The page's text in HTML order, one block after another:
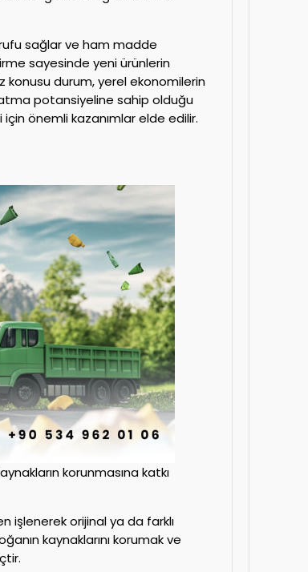
sağlar ve ham madde
sayesinde yeni ürünlerin
konusu durum, yerel ekonomilerin
potansiyeline sahip olduğu
önemli kazanımlar elde edilir.
korunmasına katkı
işlenerek orijinal ya da farklı
kaynaklarını korumak ve